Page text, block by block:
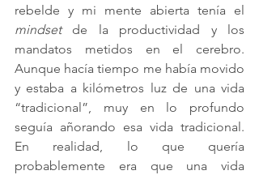
mindset de la productividad y los
mandatos metidos en el cerebro.
Aunque hacía tiempo me había movido
y estaba a kilómetros luz de una vida
“tradicional”, muy en lo profundo
seguía añorando esa vida tradicional.
En realidad, lo que quería
probablemente era que una vida